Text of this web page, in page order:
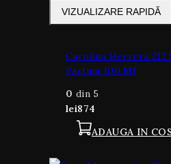
VIZUALIZARE RAPIDĂ
Carolina Herrera 212
Parfum 100 Ml
0 din 5
lei874
ADAUGA IN